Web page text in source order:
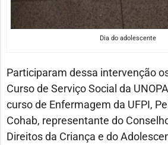
Dia do adolescente
Participaram dessa intervenção
Curso de Serviço Social da
curso de Enfermagem da UFPI,
Cohab, representante do
Direitos da Criança e do